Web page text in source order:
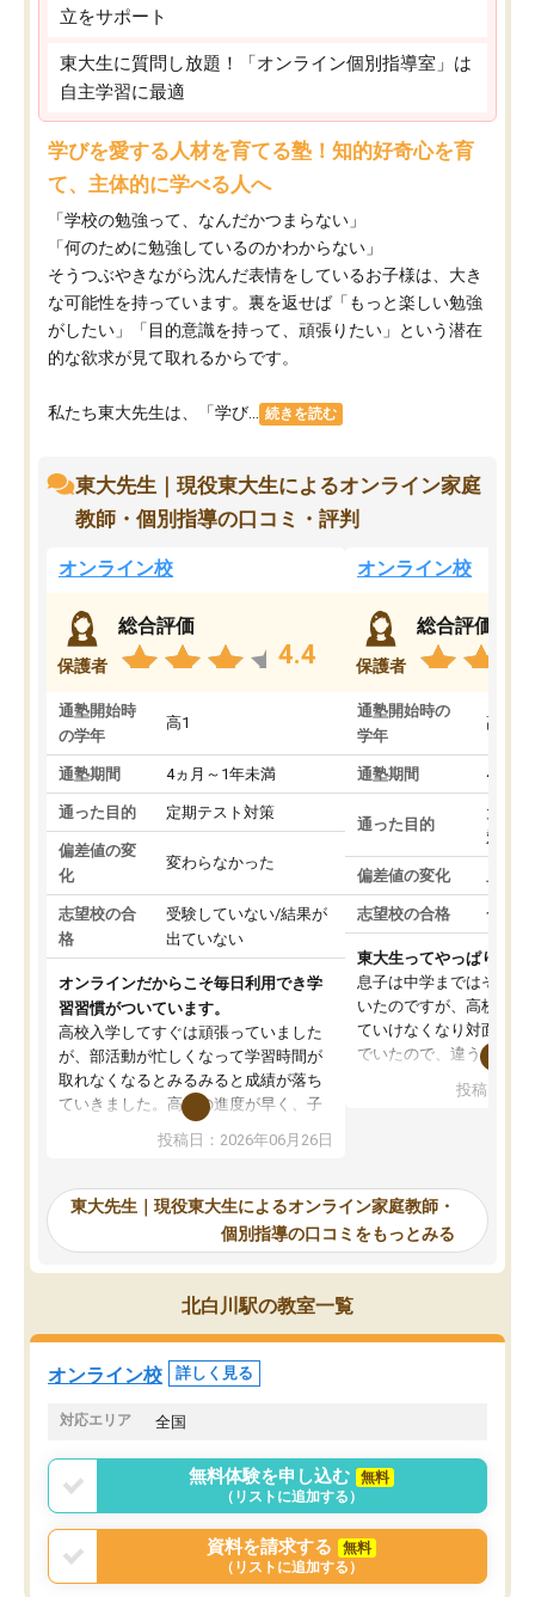
立をサポート
東大生に質問し放題！「オンライン個別指導室」は
自主学習に最適
学びを愛する人材を育てる塾！知的好奇心を育
て、主体的に学べる人へ
「学校の勉強って、なんだかつまらない」
「何のために勉強しているのかわからない」
そうつぶやきながら沈んだ表情をしているお子様は、大き
な可能性を持っています。裏を返せば「もっと楽しい勉強
がしたい」「目的意識を持って、頑張りたい」という潜在
的な欲求が見て取れるからです。
私たち東大先生は、「学び... 続きを読む
東大先生｜現役東大生によるオンライン家庭
教師・個別指導の口コミ・評判
オンライン校
保護者
総合評価
4.4
通塾開始時
の学年
高1
通塾期間 4ヵ月～1年未満
通った目的 定期テスト対策
偏差値の変
化
変わらなかった
志望校の合
格
受験していない/結果が
出ていない
オンラインだからこそ毎日利用でき学
習習慣がついています。
高校入学してすぐは頑張っていました
が、部活動が忙しくなって学習時間が
取れなくなるとみるみると成績が落ち
ていきました。高校の進度が早く、子
供も家に帰って勉強の話すると嫌な反
応を示します。東大先生にお願いして
れるので、親としても安心です。毎日
使える自習室とかもあり、わからない
ところがあれば先生が回答してくれる
のも重宝しています。
投稿日：2026年06月26日
オンライン校
保護者
総合評価
通塾開始時の
学年
高3
通塾期間 4ヵ月
通った目的
大学
対策
偏差値の変化
志望校の合格 合格
東大生ってやっぱりすご
息子は中学まではそこそ
いたのですが、高校に入
ていけなくなり対面の塾
でいたので、違うアプロ
で、当初は模試でD判定
自習室が毎日使えていつ
るのが心強かったよう
謝です。
投稿日：
東大先生｜現役東大生によるオンライン家庭教師・
個別指導の口コミをもっとみる
北白川駅の教室一覧
オンライン校 詳しく見る
対応エリア 全国
無料体験を申し込む
無料
（リストに追加する）
資料を請求する
無料
（リストに追加する）